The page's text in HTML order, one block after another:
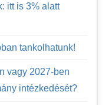
itt is 3% alatt
tankolhatunk!
vagy 2027-ben
intézkedését?